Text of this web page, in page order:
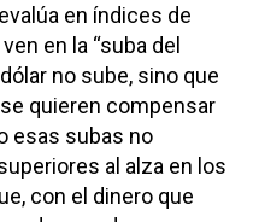
en índices de
en la “suba del
no sube, sino que
quieren compensar
esas subas no
al alza en los
con el dinero que